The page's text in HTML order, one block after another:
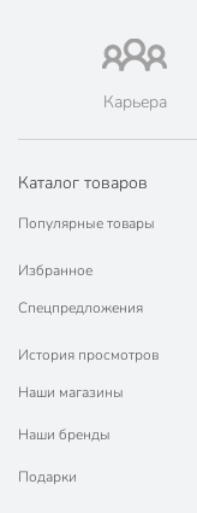
Карьера
Каталог товаров
Популярные товары
Избранное
Спецпредложения
История просмотров
Наши магазины
Наши бренды
Подарки